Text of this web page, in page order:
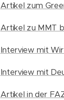
Artikel zum
Artikel zu MMT
Interview mit
Interview mit
Artikel in der